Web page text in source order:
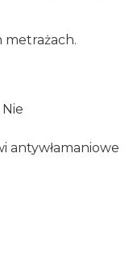
metrażach.
antywłamaniowe